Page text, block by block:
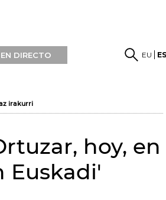
EN DIRECTO EU
irakurri
hoy, en
Euskadi'